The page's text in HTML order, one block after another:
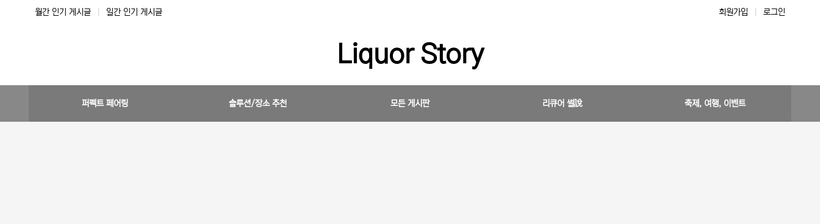
월간 인기 게시글 일간 인기 게시글 회원가입 로그인
Liquor Story
퍼펙트 페어링 솔루션/장소 추천 모든 게시판 리큐어 썰說 축제, 여행, 이벤트